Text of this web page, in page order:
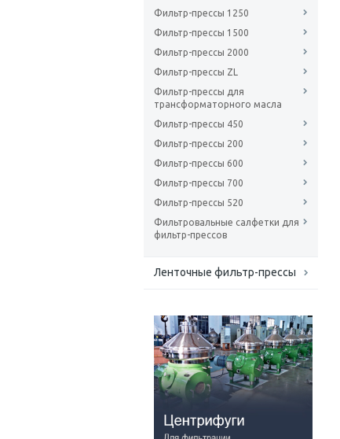
Фильтр-прессы 1250
Фильтр-прессы 1500
Фильтр-прессы 2000
Фильтр-прессы ZL
Фильтр-прессы для
трансформаторного масла
Фильтр-прессы 450
Фильтр-прессы 200
Фильтр-прессы 600
Фильтр-прессы 700
Фильтр-прессы 520
Фильтровальные салфетки для
фильтр-прессов
Ленточные фильтр-прессы